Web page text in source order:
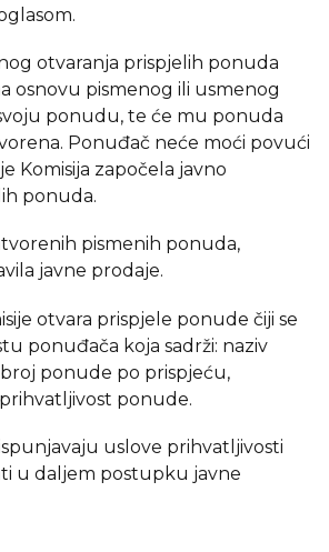
otvaranja prispjelih ponuda
osnovu pismenog ili usmenog
ponudu, te će mu ponuda
Ponuđač neće moći povući
Komisija započela javno
ponuda.
pismenih ponuda,
javne prodaje.
otvara prispjele ponude čiji se
ponuđača koja sadrži: naziv
ponude po prispjeću,
ponude.
uslove prihvatljivosti
u daljem postupku javne